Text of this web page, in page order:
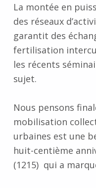
La montée en
des réseaux
garantit des
fertilisation
les récents
sujet.
Nous pensons
mobilisation
urbaines est une
huit-centième
(1215) qui a